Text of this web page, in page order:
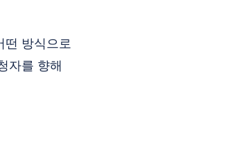
떤 방식으로
자를 향해